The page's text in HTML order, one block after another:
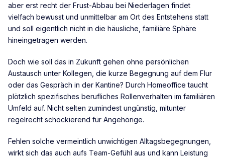
aber erst recht der Frust-Abbau bei Niederlagen findet
vielfach bewusst und unmittelbar am Ort des Entstehens statt
und soll eigentlich nicht in die häusliche, familiäre Sphäre
hineingetragen werden.
Doch wie soll das in Zukunft gehen ohne persönlichen
Austausch unter Kollegen, die kurze Begegnung auf dem Flur
oder das Gespräch in der Kantine? Durch Homeoffice taucht
plötzlich spezifisches berufliches Rollenverhalten im familiären
Umfeld auf. Nicht selten zumindest ungünstig, mitunter
regelrecht schockierend für Angehörige.
Fehlen solche vermeintlich unwichtigen Alltagsbegegnungen,
wirkt sich das auch aufs Team-Gefühl aus und kann Leistung